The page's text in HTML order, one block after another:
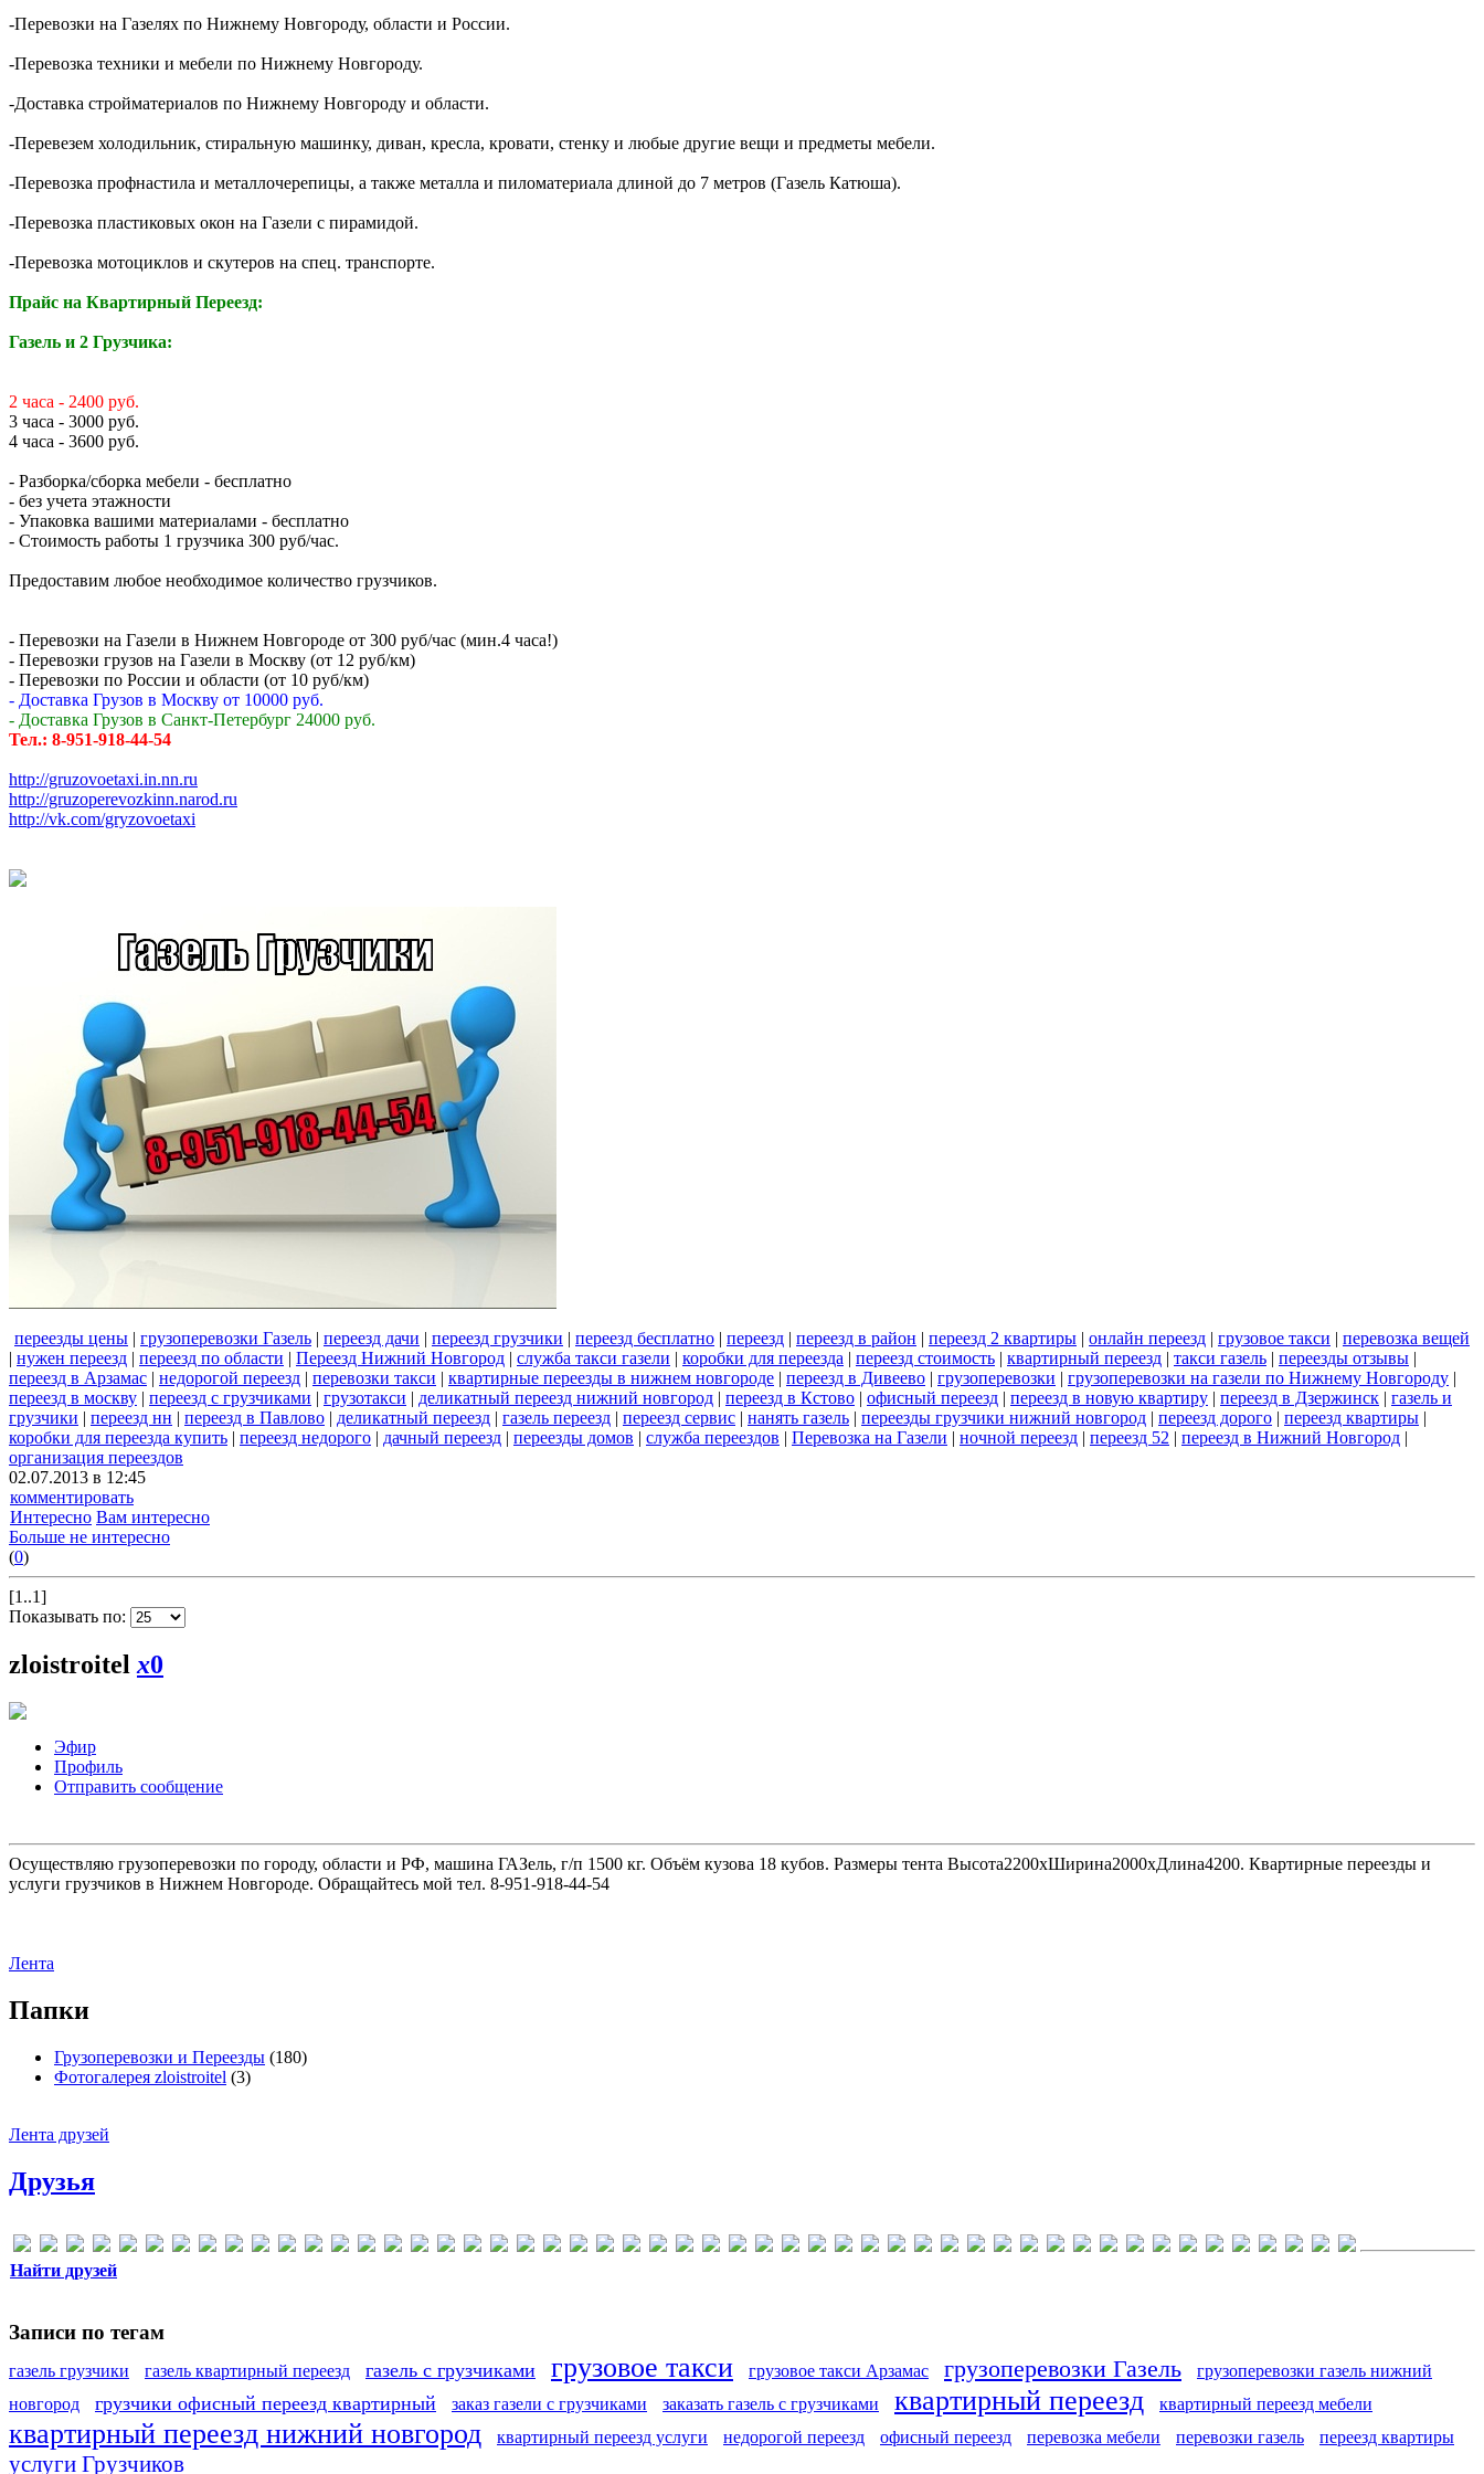
-Перевозки на Газелях по Нижнему Новгороду, области и России.
-Перевозка техники и мебели по Нижнему Новгороду.
-Доставка стройматериалов по Нижнему Новгороду и области.
-Перевезем холодильник, стиральную машинку, диван, кресла, кровати, стенку и любые другие вещи и предметы мебели.
-Перевозка профнастила и металлочерепицы, а также металла и пиломатериала длиной до 7 метров (Газель Катюша).
-Перевозка пластиковых окон на Газели с пирамидой.
-Перевозка мотоциклов и скутеров на спец. транспорте.
Прайс на Квартирный Переезд:
Газель и 2 Грузчика:
2 часа - 2400 руб.
3 часа - 3000 руб.
4 часа - 3600 руб.
- Разборка/сборка мебели - бесплатно
- без учета этажности
- Упаковка вашими материалами - бесплатно
- Стоимость работы 1 грузчика 300 руб/час.
Предоставим любое необходимое количество грузчиков.
- Перевозки на Газели в Нижнем Новгороде от 300 руб/час (мин.4 часа!)
- Перевозки грузов на Газели в Москву (от 12 руб/км)
- Перевозки по России и области (от 10 руб/км)
- Доставка Грузов в Москву от 10000 руб.
- Доставка Грузов в Санкт-Петербург 24000 руб.
Тел.: 8-951-918-44-54
http://gruzovoetaxi.in.nn.ru
http://gruzoperevozkinn.narod.ru
http://vk.com/gryzovoetaxi
переезды цены | грузоперевозки Газель | переезд дачи | переезд грузчики | переезд бесплатно | переезд | переезд в район | переезд 2 квартиры | онлайн переезд | грузовое такси | перевозка вещей
| нужен переезд | переезд по области | Переезд Нижний Новгород | служба такси газели | коробки для переезда | переезд стоимость | квартирный переезд | такси газель | переезды отзывы |
переезд в Арзамас | недорогой переезд | перевозки такси | квартирные переезды в нижнем новгороде | переезд в Дивеево | грузоперевозки | грузоперевозки на газели по Нижнему Новгороду |
переезд в москву | переезд с грузчиками | грузотакси | деликатный переезд нижний новгород | переезд в Кстово | офисный переезд | переезд в новую квартиру | переезд в Дзержинск | газель и
грузчики | переезд нн | переезд в Павлово | деликатный переезд | газель переезд | переезд сервис | нанять газель | переезды грузчики нижний новгород | переезд дорого | переезд квартиры |
коробки для переезда купить | переезд недорого | дачный переезд | переезды домов | служба переездов | Перевозка на Газели | ночной переезд | переезд 52 | переезд в Нижний Новгород |
организация переездов
02.07.2013 в 12:45
комментировать
Интересно Вам интересно
Больше не интересно
(0)
[1..1]
Показывать по:
zloistroitel x0
Эфир
Профиль
Отправить сообщение
Осуществляю грузоперевозки по городу, области и РФ, машина ГАЗель, г/п 1500 кг. Объём кузова 18 кубов. Размеры тента Высота2200хШирина2000хДлина4200. Квартирные переезды и
услуги грузчиков в Нижнем Новгороде. Обращайтесь мой тел. 8-951-918-44-54
Лента
Папки
Грузоперевозки и Переезды (180)
Фотогалерея zloistroitel (3)
Лента друзей
Друзья
Найти друзей
Записи по тегам
газель грузчики газель квартирный переезд газель с грузчиками грузовое такси грузовое такси Арзамас грузоперевозки Газель
грузоперевозки газель нижний
новгород
грузчики офисный переезд квартирный заказ газели с грузчиками заказать газель с грузчиками квартирный переезд квартирный переезд мебели
квартирный переезд нижний новгород квартирный переезд услуги недорогой переезд офисный переезд перевозка мебели перевозки газель переезд квартиры
услуги Грузчиков